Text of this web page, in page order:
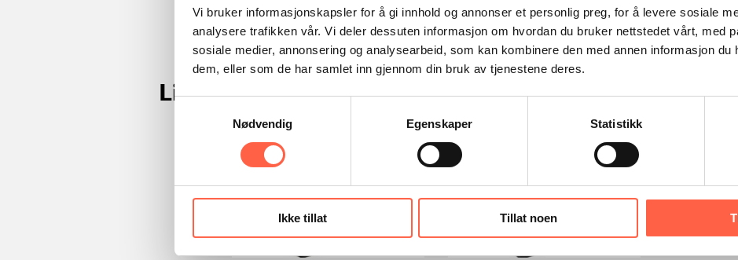
Vi bruker informasjonskapsler for å gi innhold og annonser et personlig preg, for å levere sosiale
analysere trafikken vår. Vi deler dessuten informasjon om hvordan du bruker nettstedet vårt, med
sosiale medier, annonsering og analysearbeid, som kan kombinere den med annen informasjon du
dem, eller som de har samlet inn gjennom din bruk av tjenestene deres.
Samtykkevalg
Nødvendig
Egenskaper Statistikk
Ikke tillat Tillat noen
Lignende produkter